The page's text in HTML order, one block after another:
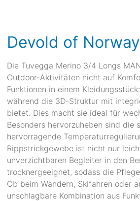
Devold of
Die Tuvegga Merino 3/4 Longs
Outdoor-Aktivitäten nicht auf
Funktionen in einem
während die 3D-Struktur mit
bietet. Dies macht sie ideal für
Besonders hervorzuheben sind
hervorragende
Rippstrickgewebe ist nicht nur
unverzichtbaren Begleiter in den
trocknergeeignet, sodass die
Ob beim Wandern, Skifahren oder
unschlagbare Kombination aus